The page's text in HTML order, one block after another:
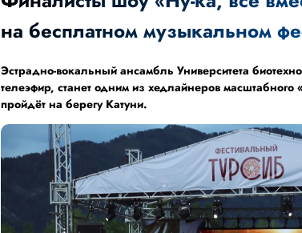
на бесплатном музыкальном
Эстрадно-вокальный ансамбль Университета
телеэфир, станет одним из хедлайнеров
пройдёт на берегу Катуни.